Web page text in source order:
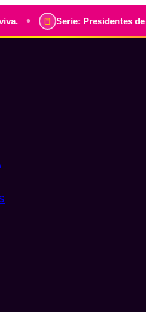
Serie: Presidentes de Guatemala,